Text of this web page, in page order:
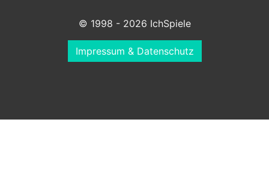
© 1998 - 2026 IchSpiele
Impressum & Datenschutz